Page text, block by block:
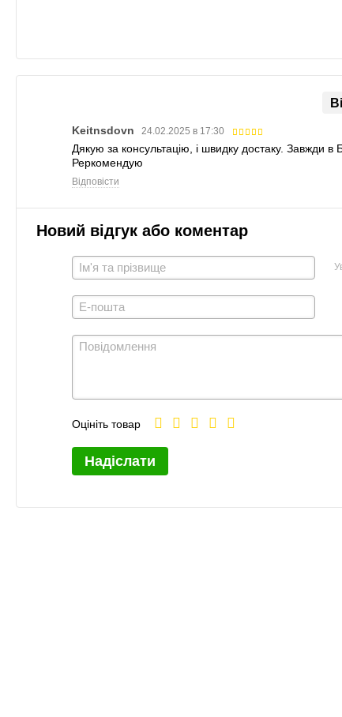
Keitnsdovn 24.02.2025 в 17:30
Дякую за консультацію, і швидку достаку. Завжди в
Реркомендую
Відповісти
Новий відгук або коментар
Оцініть товар
Надіслати